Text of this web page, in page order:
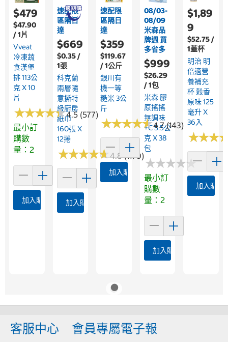
$479
$47.90
/ 1片
Vveat
冷凍蔬
食漢堡
排 113公
克 X 10
片
★★★★★
★★★★★4.5 (577)
最小訂
購數
量：2
加入購物車
速配限
區隔日
達
$669
$0.35 /
1張
科克蘭
兩層隨
意撕特
級廚房
紙巾
160張 X
12捲
★★★★★
★★★★★4.8 (1170)
加入購物車
速配限
區隔日
達
$359
$119.67
/ 1公斤
銀川有
機一等
糙米 3公
斤
★★★★★
★★★★★4.7 (143)
加入購物車
08/03-
08/09
米森品
牌週 買
多省多
$999
$26.29
/ 1包
米森 膠
原搖搖
無調味
+C 5.5公
克 X 38
包
★★★★★
★★★★★
最小訂
購數
量：2
加入購物車
$1,89
9
$52.75 /
1蓋杯
明治 明
倍適營
養補充
杯 穀香
原味 125
毫升 X
36入
★★★
★★★
加入購物
客服中心 會員專屬電子報